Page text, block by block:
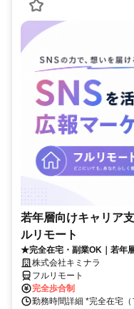
若年層向けキャリア
ルリモート
★完全在宅・副業OK｜若年
株式会社キミナラ
フルリモート
完全歩合制
勤務時間詳細 *完全在宅